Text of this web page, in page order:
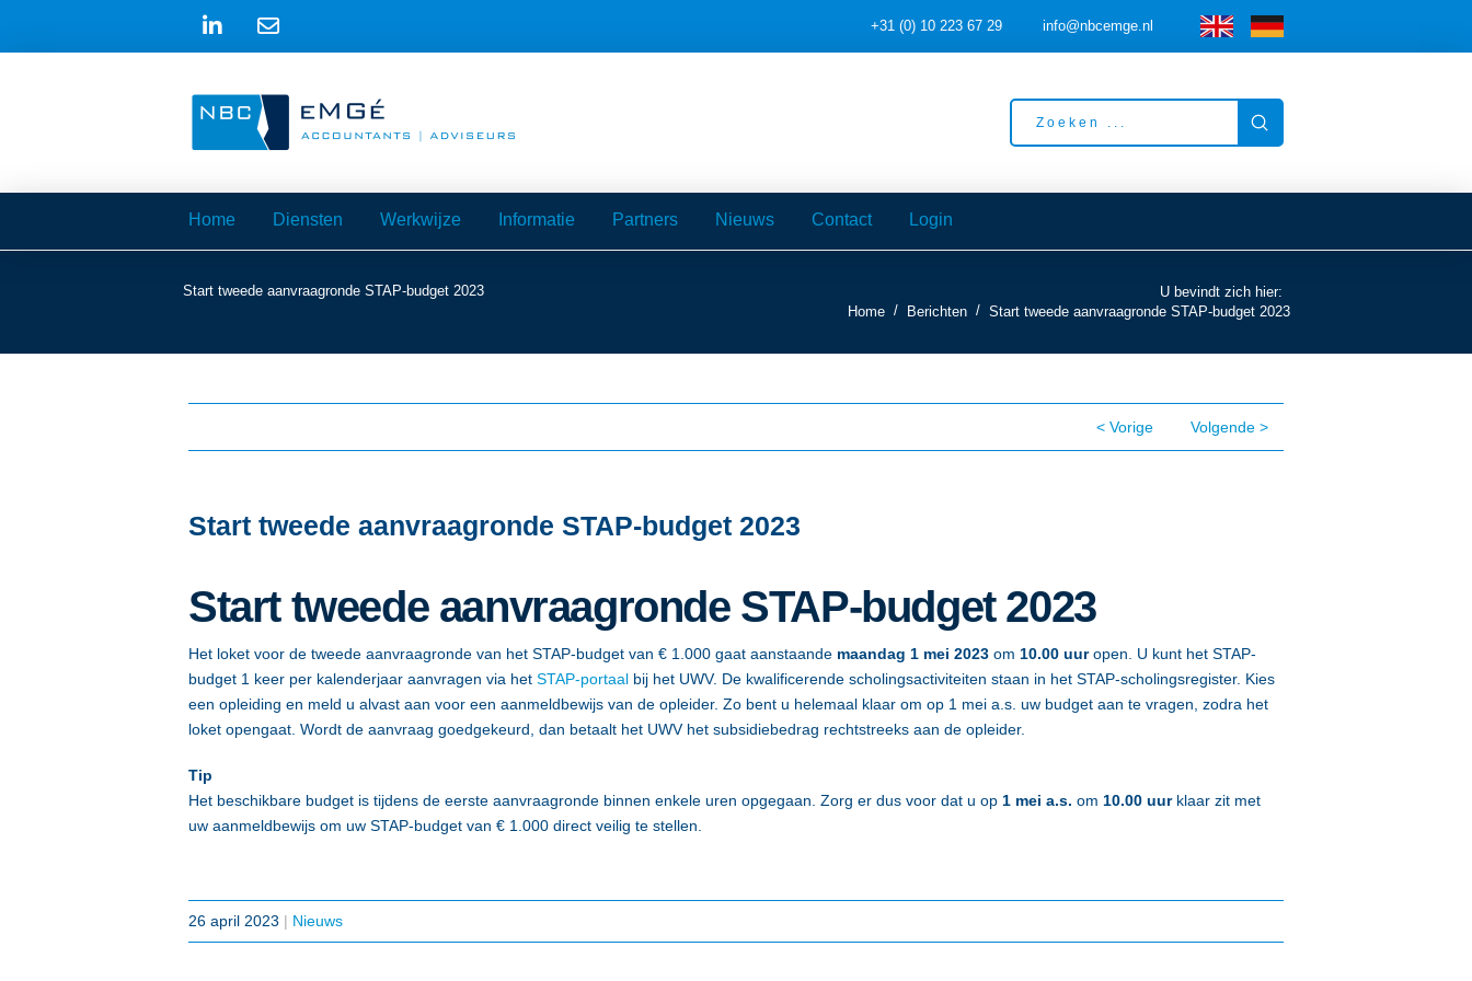
+31 (0) 10 223 67 29 info@nbcemge.nl
Submit
Home Diensten Werkwijze Informatie Partners Nieuws Contact Login
Start tweede aanvraagronde STAP-budget 2023
U bevindt zich hier:
Home
/ Berichten / Start tweede aanvraagronde STAP-budget 2023
< Vorige Volgende >
Start tweede aanvraagronde STAP-budget 2023
Start tweede aanvraagronde STAP-budget 2023
Het loket voor de tweede aanvraagronde van het STAP-budget van € 1.000 gaat aanstaande maandag 1 mei 2023 om 10.00 uuropen. U kunt het STAP-
budget 1 keer per kalenderjaar aanvragen via het STAP-portaal bij het UWV. De kwalificerende scholingsactiviteiten staan in het STAP-scholingsregister. Kies
een opleiding en meld u alvast aan voor een aanmeldbewijs van de opleider. Zo bent u helemaal klaar om op 1 mei a.s. uw budget aan te vragen, zodra het
loket opengaat. Wordt de aanvraag goedgekeurd, dan betaalt het UWV het subsidiebedrag rechtstreeks aan de opleider.
Tip
Het beschikbare budget is tijdens de eerste aanvraagronde binnen enkele uren opgegaan. Zorg er dus voor dat u op 1 mei a.s. om 10.00 uurklaar zit met
uw aanmeldbewijs om uw STAP-budget van € 1.000 direct veilig te stellen.
26 april 2023 | Nieuws